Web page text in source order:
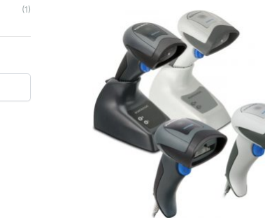
(1)